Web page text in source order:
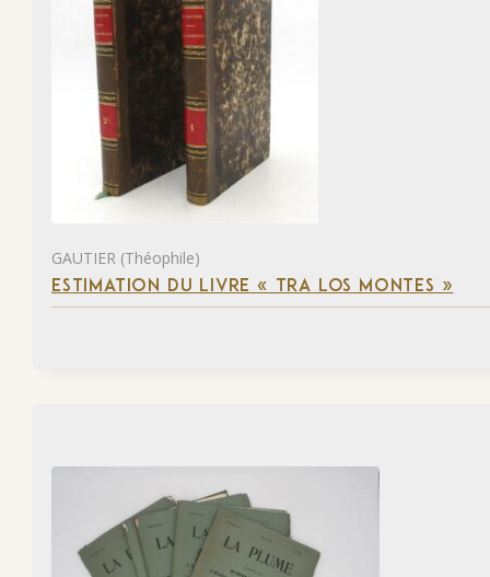
GAUTIER (Théophile)
ESTIMATION DU LIVRE « TRA LOS MONTES »